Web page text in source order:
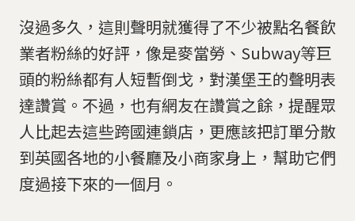
沒過多久，這則聲明就獲得了不少被點名餐飲
業者粉絲的好評，像是麥當勞、Subway等巨
頭的粉絲都有人短暫倒戈，對漢堡王的聲明表
達讚賞。不過，也有網友在讚賞之餘，提醒眾
人比起去這些跨國連鎖店，更應該把訂單分散
到英國各地的小餐廳及小商家身上，幫助它們
度過接下來的一個月。